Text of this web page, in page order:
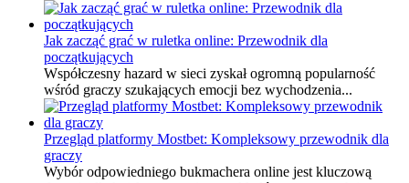
Jak zacząć grać w ruletka online: Przewodnik dla
początkujących
Współczesny hazard w sieci zyskał ogromną popularność
wśród graczy szukających emocji bez wychodzenia...
Przegląd platformy Mostbet: Kompleksowy przewodnik dla
graczy
Wybór odpowiedniego bukmachera online jest kluczową